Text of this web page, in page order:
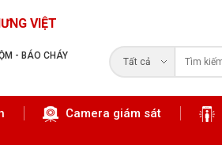
VIỆT
- BÁO CHÁY
Tất cả
Camera giám sát